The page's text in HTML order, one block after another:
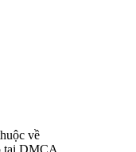
về
tại DMCA.